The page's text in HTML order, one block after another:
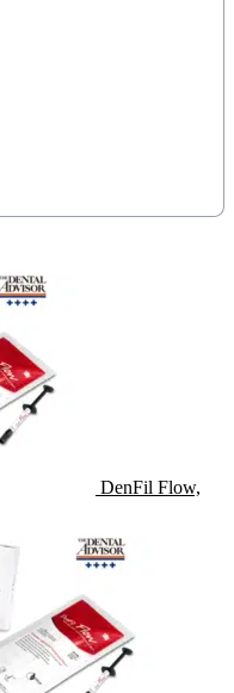
DenFil Flow,